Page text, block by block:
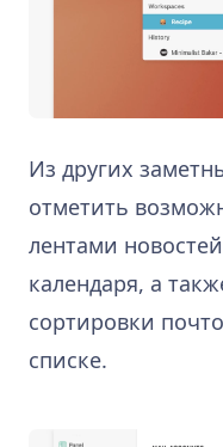
Из других
отметить
лентами
календаря, а
сортировки
списке.